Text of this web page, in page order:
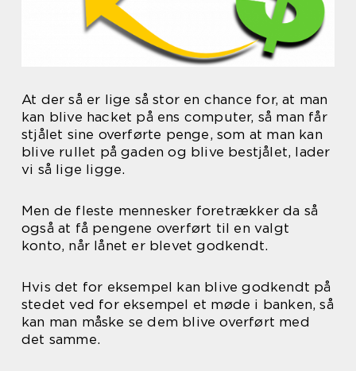
At der så er lige så stor en chance for, at man
kan blive hacket på ens computer, så man får
stjålet sine overførte penge, som at man kan
blive rullet på gaden og blive bestjålet, lader
vi så lige ligge.
Men de fleste mennesker foretrækker da så
også at få pengene overført til en valgt
konto, når lånet er blevet godkendt.
Hvis det for eksempel kan blive godkendt på
stedet ved for eksempel et møde i banken, så
kan man måske se dem blive overført med
det samme.